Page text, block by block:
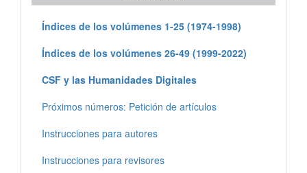
Índices de los volúmenes 1-25 (1974-1998)
Índices de los volúmenes 26-49 (1999-2022)
CSF y las Humanidades Digitales
Próximos números: Petición de artículos
Instrucciones para autores
Instrucciones para revisores